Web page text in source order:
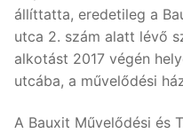
állíttatta, eredetileg a
utca 2. szám alatt lévő
alkotást 2017 végén
utcába, a művelődési
A Bauxit Művelődési és